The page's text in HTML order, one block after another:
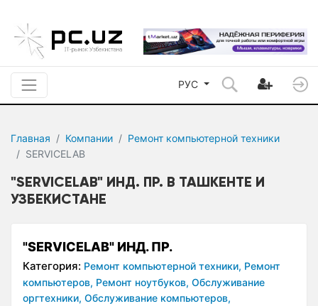
РУС
Главная Компании
Ремонт компьютерной техники
SERVICELAB
"SERVICELAB" ИНД. ПР. В ТАШКЕНТЕ И
УЗБЕКИСТАНЕ
"SERVICELAB" ИНД. ПР.
Категория: Ремонт компьютерной техники, Ремонт
компьютеров, Ремонт ноутбуков, Обслуживание
оргтехники, Обслуживание компьютеров,